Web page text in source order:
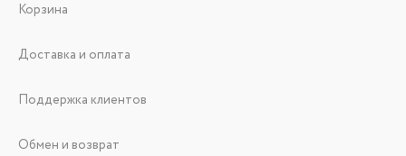
Корзина
Доставка и оплата
Поддержка клиентов
Обмен и возврат